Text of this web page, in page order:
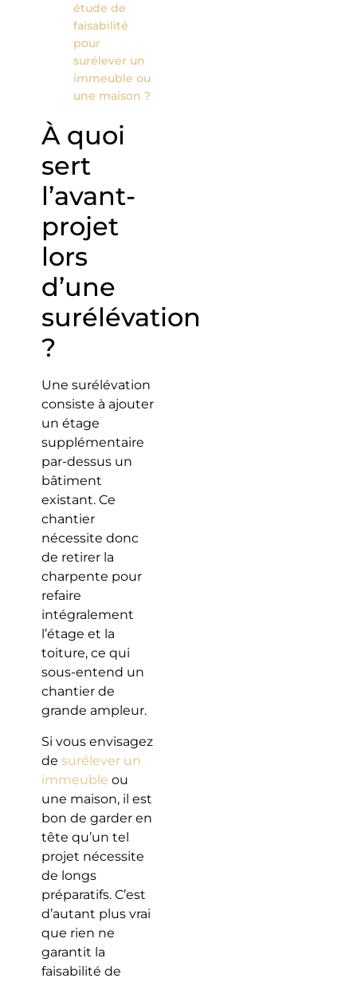
étude de
faisabilité
pour
surélever un
immeuble ou
une maison ?
À quoi
sert
l’avant-
projet
lors
d’une
surélévation
?
Une surélévation
consiste à ajouter
un étage
supplémentaire
par-dessus un
bâtiment
existant. Ce
chantier
nécessite donc
de retirer la
charpente pour
refaire
intégralement
l’étage et la
toiture, ce qui
sous-entend un
chantier de
grande ampleur.
Si vous envisagez
de surélever un
immeuble ou
une maison, il est
bon de garder en
tête qu’un tel
projet nécessite
de longs
préparatifs. C’est
d’autant plus vrai
que rien ne
garantit la
faisabilité de